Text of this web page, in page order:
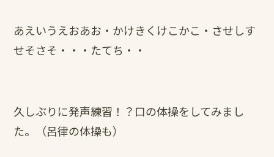
あえいうえおあお・かけきくけこかこ・させしす
せそさそ・・・たてち・・
久しぶりに発声練習！？口の体操をしてみまし
た。（呂律の体操も）